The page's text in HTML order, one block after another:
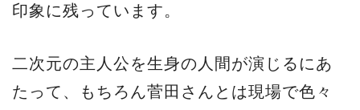
印象に残っています。
二次元の主人公を生身の人間が演じるにあ
たって、もちろん菅田さんとは現場で色々